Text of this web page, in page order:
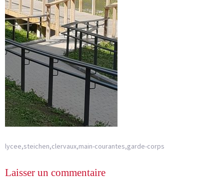
lycee,steichen,clervaux,main-courantes,garde-corps
Laisser un commentaire